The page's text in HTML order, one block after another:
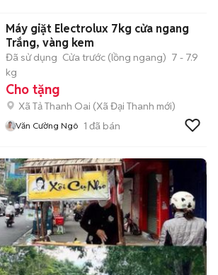
Máy giặt Electrolux 7kg cửa ngang
Trắng, vàng kem
Đã sử dụng Cửa trước (lồng ngang) 7 - 7.9
kg
Cho tặng
Xã Tả Thanh Oai (Xã Đại Thanh mới)
Văn Cường Ngô 1 đã bán